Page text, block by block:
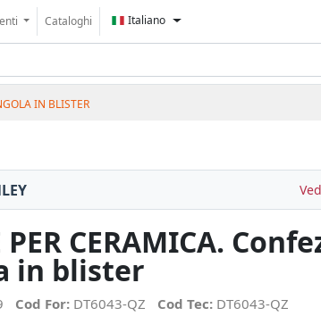
Cataloghi Italiano
IN BLISTER
PER CERAMICA.
in blister
Cod For: DT6043-QZ Cod Tec: DT6043-QZ